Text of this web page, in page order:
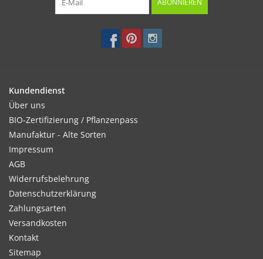
ABONNIEREN
Kundendienst
Über uns
BIO-Zertifizierung / Pflanzenpass
Manufaktur - Alte Sorten
Impressum
AGB
Widerrufsbelehrung
Datenschutzerklärung
Zahlungsarten
Versandkosten
Kontakt
Sitemap